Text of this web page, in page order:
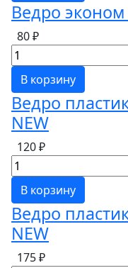
Ведро эконом
80 ₽
В корзину
Ведро
NEW
120 ₽
В корзину
Ведро
NEW
175 ₽